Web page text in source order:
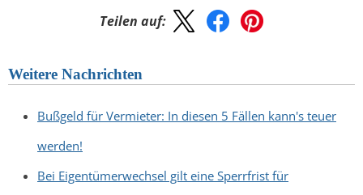
Teilen auf:
Weitere Nachrichten
Bußgeld für Vermieter: In diesen 5 Fällen kann's teuer
werden!
Bei Eigentümerwechsel gilt eine Sperrfrist für